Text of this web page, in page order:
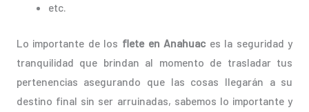
etc.
Lo importante de los flete en Anahuac es la seguridad y
tranquilidad que brindan al momento de trasladar tus
pertenencias asegurando que las cosas llegarán a su
destino final sin ser arruinadas, sabemos lo importante y